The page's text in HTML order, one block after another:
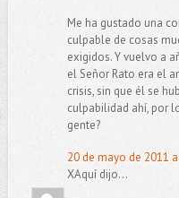
Me ha gustado una
culpable de cosas
exigidos. Y vuelvo a
el Señor Rato era el
crisis, sin que él se
culpabilidad ahí, por
gente?
20 de mayo de 2011
XAquí dijo...